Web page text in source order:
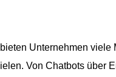
Unternehmen
Von Chatbots über